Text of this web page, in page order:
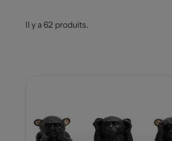
Il y a 62 produits.